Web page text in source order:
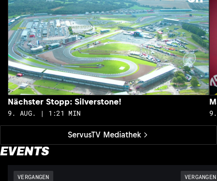
ServusTV Mediathek
Nächster Stopp: Silverstone!
9. AUG. | 1:21 MIN
EVENTS
VERGANGEN VERGANGEN